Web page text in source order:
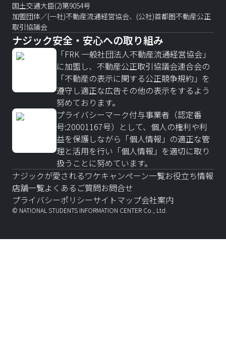
国土交通大臣(2)第9054号
加盟団体／(一社)不動産流通経営協会、(公社)首都圏不動産公正
取引協議会
ナジック安全・安心への取り組み
「FRK 一般社団法人不動産流通経営協会」
に加盟し、不動産公正取引協議会連合会の
「不動産の表示に関する公正競争規約」を
遵守し適正な広告その他の表示をするよう
努めております。
プライバシーマーク付与事業者（認定番
号:20001167号）として、個人の権利や利
益を保護しながら「個人情報」の適正な管
理と活用を行い「個人情報」を適切に取り
扱うことに努めています。
ナジックが愛されるワケキャンペーン一覧お役立ち情報
店舗一覧よくあるご質問お問合せ
プライバシーポリシーサイトマップ会社案内
© NATIONAL STUDENTS INFORMATION CENTER Co., Ltd.